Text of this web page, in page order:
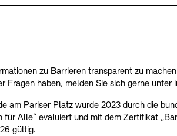
zu Barrieren transparent zu
Fragen haben, melden Sie sich gerne unter
am Pariser Platz wurde 2023 durch die
für Alle“ evaluiert und mit dem Zertifikat
gültig.